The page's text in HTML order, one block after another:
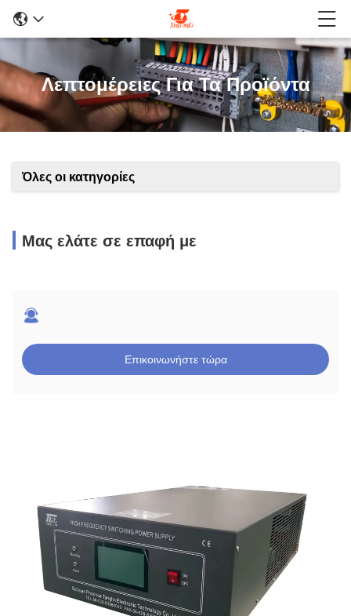
Λεπτομέρειες Για Τα Προϊόντα
Όλες οι κατηγορίες
Μας ελάτε σε επαφή με
Επικοινωνήστε τώρα